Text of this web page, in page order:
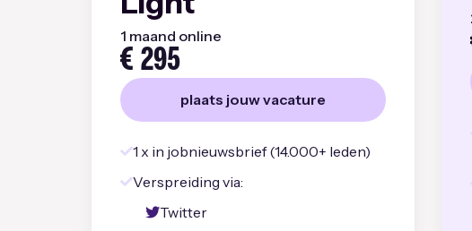
1 maand online
€ 295
plaats jouw vacature
1 x in jobnieuwsbrief(14.000+ leden)
Verspreiding via:
Twitter